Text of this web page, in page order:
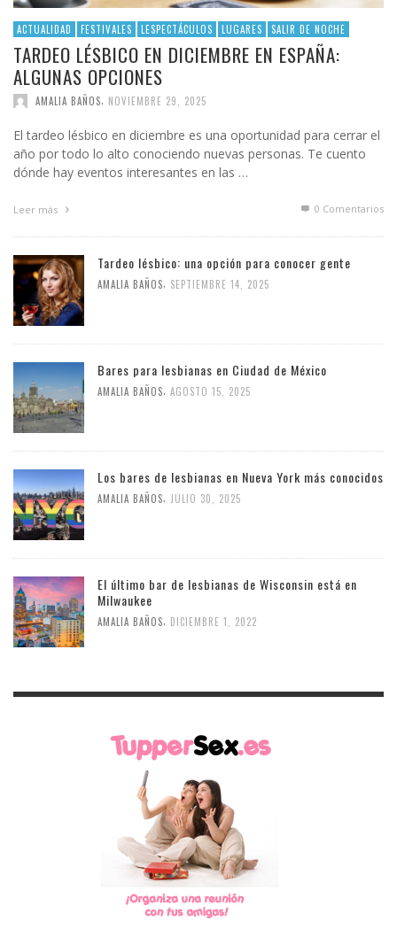
ACTUALIDAD FESTIVALES LESPECTÁCULOS LUGARES SALIR DE NOCHE
TARDEO LÉSBICO EN DICIEMBRE EN ESPAÑA:
ALGUNAS OPCIONES
AMALIA BAÑOS, NOVIEMBRE 29, 2025
El tardeo lésbico en diciembre es una oportunidad para cerrar el
año por todo lo alto conociendo nuevas personas. Te cuento
dónde hay eventos interesantes en las …
Leer más 0 Comentarios
Tardeo lésbico: una opción para conocer gente
AMALIA BAÑOS, SEPTIEMBRE 14, 2025
Bares para lesbianas en Ciudad de México
AMALIA BAÑOS, AGOSTO 15, 2025
Los bares de lesbianas en Nueva York más conocidos
AMALIA BAÑOS, JULIO 30, 2025
El último bar de lesbianas de Wisconsin está en
Milwaukee
AMALIA BAÑOS, DICIEMBRE 1, 2022